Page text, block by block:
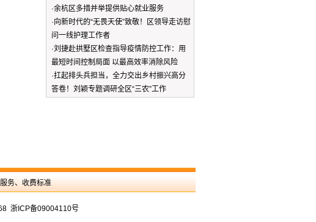
·余杭区多措并举提供贴心就业服务
·向新时代的“无畏天使”致敬！区领导走访慰
问一线护理工作者
·刘捷赴拱墅区检查指导疫情防控工作：用
最短时间控制局面 以最高效率消除风险
·扛起排头兵担当，全力交出乡村振兴高分
答卷！刘颖专题调研全区“三农”工作
务、收费标准
浙ICP备09004110号